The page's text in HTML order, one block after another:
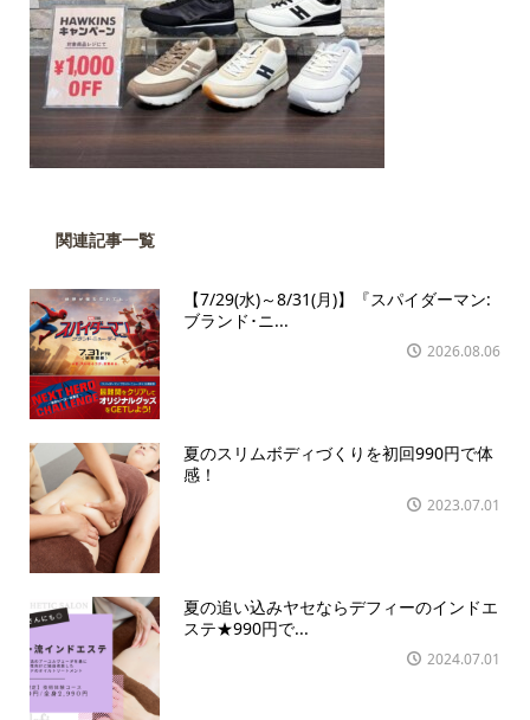
関連記事一覧
【7/29(水)～8/31(月)】『スパイダーマン:
ブランド･ニ...
2026.08.06
夏のスリムボディづくりを初回990円で体
感！
2023.07.01
夏の追い込みヤセならデフィーのインドエ
ステ★990円で...
2024.07.01